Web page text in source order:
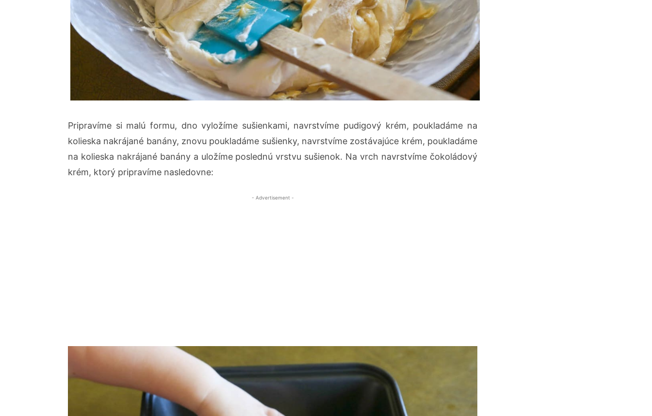
Pripravíme si malú formu, dno vyložíme sušienkami, navrstvíme pudigový krém, poukladáme na
kolieska nakrájané banány, znovu poukladáme sušienky, navrstvíme zostávajúce krém, poukladáme
na kolieska nakrájané banány a uložíme poslednú vrstvu sušienok. Na vrch navrstvíme čokoládový
krém, ktorý pripravíme nasledovne:
- Advertisement -